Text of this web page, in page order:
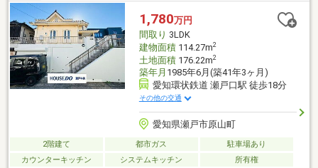
1,780万円
間取り 3LDK
建物面積114.27m2
土地面積176.22m2
築年月 1985年6月(築41年3ヶ月)
愛知環状鉄道 瀬戸口駅 徒歩18分
その他の交通
愛知県瀬戸市原山町
2階建て 都市ガス
駐車場あり
カウンターキッチン
システムキッチン 所有権